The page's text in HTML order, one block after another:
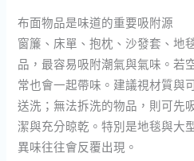
布面物品是味道的重要吸附源
窗簾、床單、抱枕、沙發套、地
品，最容易吸附潮氣與氣味。若
常也會一起帶味。建議視材質與
送洗；無法拆洗的物品，則可先
潔與充分晾乾。特別是地毯與大
異味往往會反覆出現。